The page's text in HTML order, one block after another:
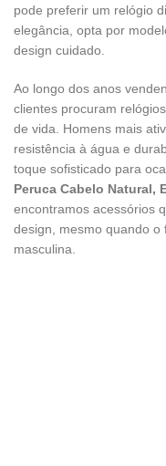
pode preferir um relógio
elegância, opta por
design cuidado.
Ao longo dos anos
clientes procuram
de vida. Homens mais
resistência à água e
toque sofisticado para
Peruca Cabelo Natural,
encontramos acessórios
design, mesmo quando o
masculina.